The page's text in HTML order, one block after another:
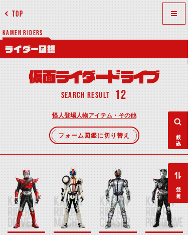
TOP
KAMEN RIDERS
ライダー図鑑
仮面ライダードライブ
SEARCH RESULT 12
怪人登場人物アイテム・その他
フォーム図鑑に切り替え
並べ替え
絞り込み